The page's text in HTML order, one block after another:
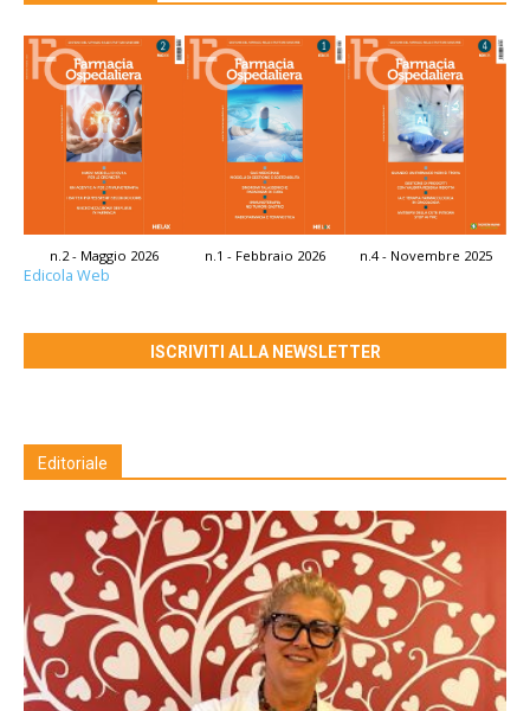
n.2 - Maggio 2026 n.1 - Febbraio 2026 n.4 - Novembre 2025
Edicola Web
ISCRIVITI ALLA NEWSLETTER
Editoriale